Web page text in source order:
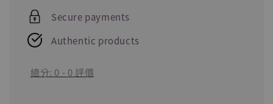
Secure payments
Authentic products
總分: 0 - 0 評價